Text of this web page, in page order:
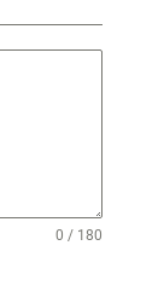
0 / 180